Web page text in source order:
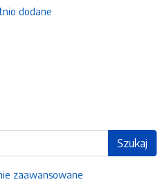
dodane
Szukaj
zaawansowane